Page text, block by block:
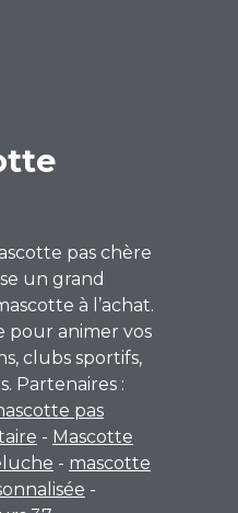
pas chère
un grand
à l’achat.
pour animer vos
clubs sportifs,
Partenaires :
pas
- Mascotte
- mascotte
-